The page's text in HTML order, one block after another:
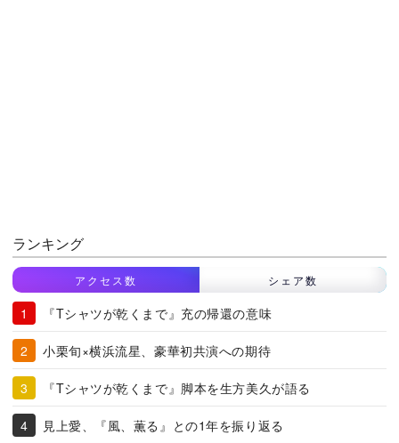
ランキング
アクセス数 シェア数
『Tシャツが乾くまで』充の帰還の意味
小栗旬×横浜流星、豪華初共演への期待
『Tシャツが乾くまで』脚本を生方美久が語る
見上愛、『風、薫る』との1年を振り返る